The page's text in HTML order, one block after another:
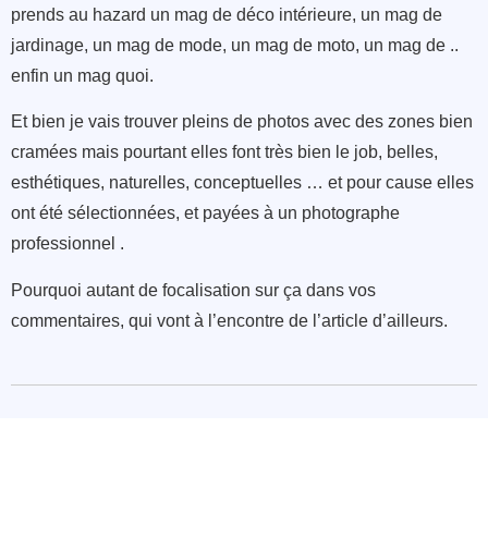
prends au hazard un mag de déco intérieure, un mag de
jardinage, un mag de mode, un mag de moto, un mag de ..
enfin un mag quoi.
Et bien je vais trouver pleins de photos avec des zones bien
cramées mais pourtant elles font très bien le job, belles,
esthétiques, naturelles, conceptuelles … et pour cause elles
ont été sélectionnées, et payées à un photographe
professionnel .
Pourquoi autant de focalisation sur ça dans vos
commentaires, qui vont à l’encontre de l’article d’ailleurs.